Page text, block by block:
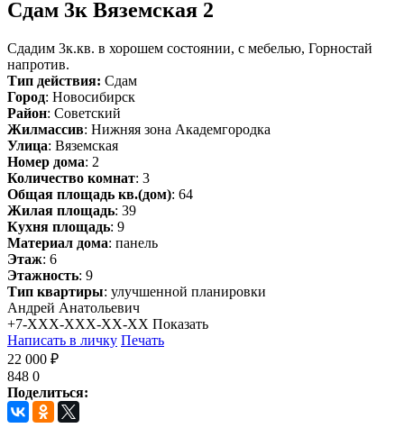
Сдам 3к Вяземская 2
Сдадим 3к.кв. в хорошем состоянии, с мебелью, Горностай
напротив.
Тип действия: Сдам
Город: Новосибирск
Район: Советский
Жилмассив: Нижняя зона Академгородка
Улица: Вяземская
Номер дома: 2
Количество комнат: 3
Общая площадь кв.(дом): 64
Жилая площадь: 39
Кухня площадь: 9
Материал дома: панель
Этаж: 6
Этажность: 9
Тип квартиры: улучшенной планировки
Андрей Анатольевич
+7-XXX-XXX-XX-XX Показать
Написать в личку Печать
22 000 ₽
848 0
Поделиться: